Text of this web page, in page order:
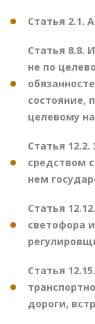
Статья 2.1.
Статья 8.8.
не по
состояние,
целевому
Статья
средством
нем
Статья
светофора
Статья
дороги,